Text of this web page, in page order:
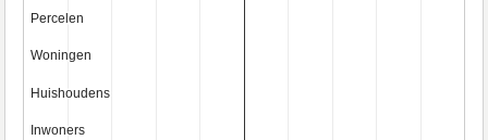
Percelen
Percelen
Woningen
Woningen
Huishoudens
Huishoudens
Inwoners
Inwoners